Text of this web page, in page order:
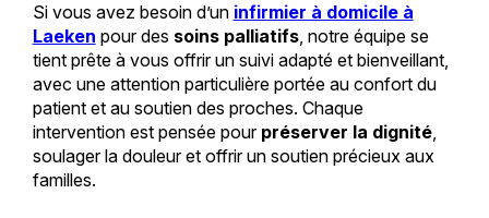
Si vous avez besoin d’un infirmier à domicile à
Laeken pour des soins palliatifs, notre équipe se
tient prête à vous offrir un suivi adapté et bienveillant,
avec une attention particulière portée au confort du
patient et au soutien des proches. Chaque
intervention est pensée pour préserver la dignité,
soulager la douleur et offrir un soutien précieux aux
familles.